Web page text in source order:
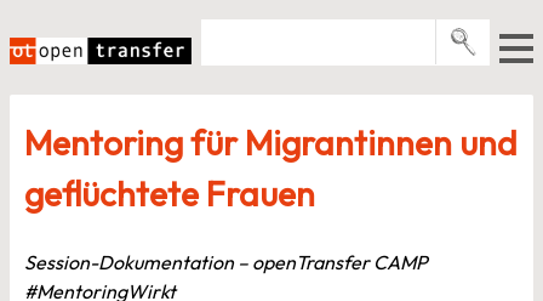
Inhalt
springen
Events
E-Books
Mentoring für Migrantinnen und
geflüchtete Frauen
Session-Dokumentation – openTransfer CAMP
#MentoringWirkt